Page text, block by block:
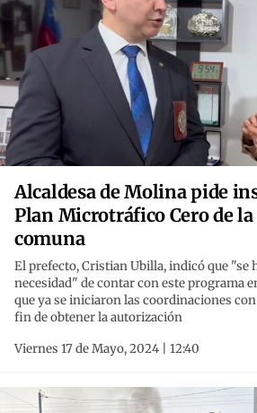
Alcaldesa de Molina pide
Plan Microtráfico Cero de la
comuna
El prefecto, Cristian Ubilla, indicó que "se
necesidad" de contar con este programa
que ya se iniciaron las coordinaciones
fin de obtener la autorización
Viernes 17 de Mayo, 2024 | 12:40